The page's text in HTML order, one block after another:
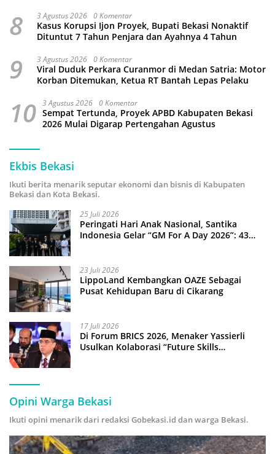
8 3 Agustus 2026 0 Komentar
Kasus Korupsi Ijon Proyek, Bupati Bekasi Nonaktif
Dituntut 7 Tahun Penjara dan Ayahnya 4 Tahun
9 3 Agustus 2026 0 Komentar
Viral Duduk Perkara Curanmor di Medan Satria: Motor
Korban Ditemukan, Ketua RT Bantah Lepas Pelaku
10 3 Agustus 2026 0 Komentar
Sempat Tertunda, Proyek APBD Kabupaten Bekasi
2026 Mulai Digarap Pertengahan Agustus
Ekbis Bekasi
Ikuti berita menarik seputar ekonomi dan bisnis di Kabupaten
Bekasi dan Kota Bekasi.
25 Juli 2026
Peringati Hari Anak Nasional, Santika
Indonesia Gelar “GM For A Day 2026”: 43
23 Juli 2026
LippoLand Kembangkan OAZE Sebagai
Pusat Kehidupan Baru di Cikarang
17 Juli 2026
Di Forum BRICS 2026, Menaker Yassierli
Usulkan Kolaborasi “Future Skills
Opini Warga Bekasi
Ikuti opini menarik dari redaksi Gobekasi.id dan warga Bekasi.